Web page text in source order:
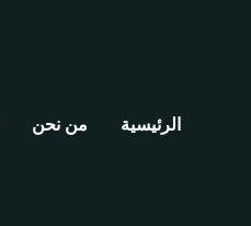
الرئيسية من نحن